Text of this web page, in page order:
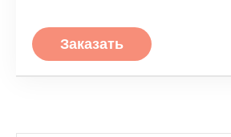
Заказать